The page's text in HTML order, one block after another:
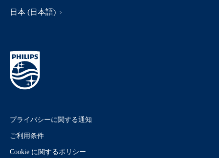
日本 (日本語)
プライバシーに関する通知
ご利用条件
Cookie に関するポリシー